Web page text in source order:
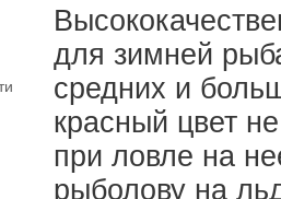
для зимней
средних и
красный цвет
при ловле на
рыболову на